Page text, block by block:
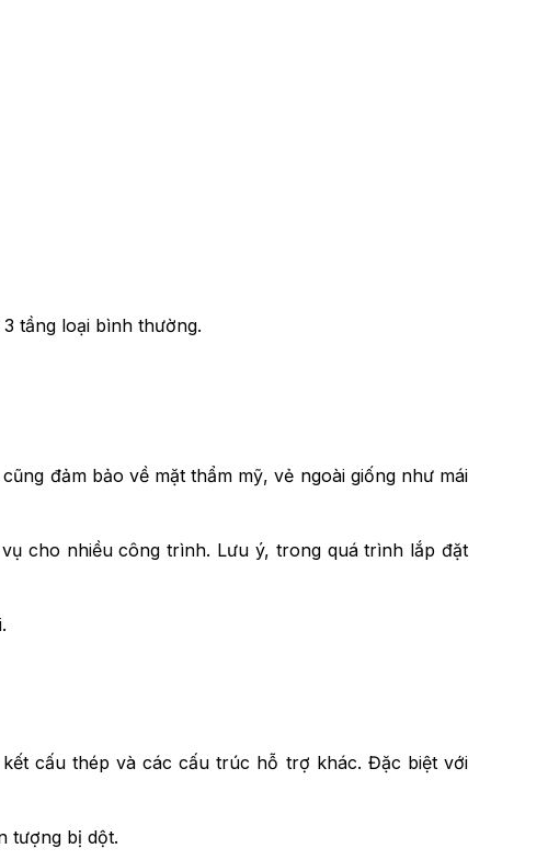
tầng loại bình thường.
đảm bảo về mặt thẩm mỹ, vẻ ngoài giống như mái
cho nhiều công trình. Lưu ý, trong quá trình lắp đặt
cấu thép và các cấu trúc hỗ trợ khác. Đặc biệt với
tượng bị dột.